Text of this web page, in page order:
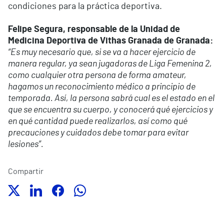
condiciones para la práctica deportiva.
Felipe Segura, responsable de la Unidad de
Medicina Deportiva de Vithas Granada de Granada:
“Es muy necesario que, si se va a hacer ejercicio de
manera regular, ya sean jugadoras de Liga Femenina 2,
como cualquier otra persona de forma amateur,
hagamos un reconocimiento médico a principio de
temporada. Así, la persona sabrá cual es el estado en el
que se encuentra su cuerpo, y conocerá qué ejercicios y
en qué cantidad puede realizarlos, así como qué
precauciones y cuidados debe tomar para evitar
lesiones”.
Compartir